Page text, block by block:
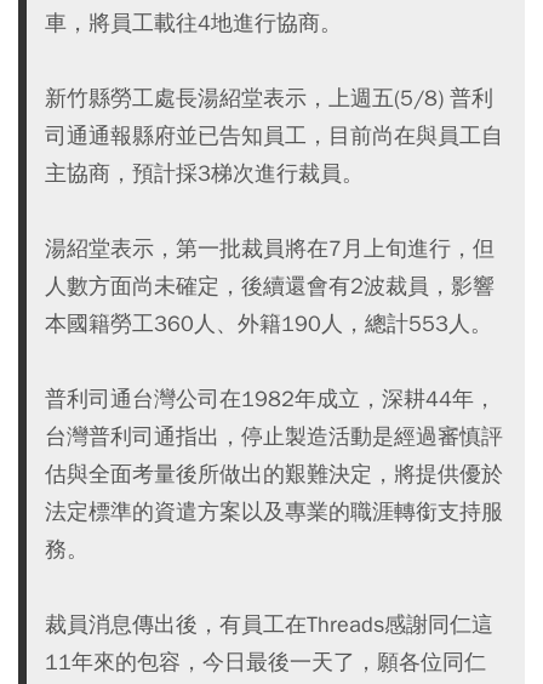
車，將員工載往4地進行協商。
新竹縣勞工處長湯紹堂表示，上週五(5/8) 普利
司通通報縣府並已告知員工，目前尚在與員工自
主協商，預計採3梯次進行裁員。
湯紹堂表示，第一批裁員將在7月上旬進行，但
人數方面尚未確定，後續還會有2波裁員，影響
本國籍勞工360人、外籍190人，總計553人。
普利司通台灣公司在1982年成立，深耕44年，
台灣普利司通指出，停止製造活動是經過審慎評
估與全面考量後所做出的艱難決定，將提供優於
法定標準的資遣方案以及專業的職涯轉銜支持服
務。
裁員消息傳出後，有員工在Threads感謝同仁這
11年來的包容，今日最後一天了，願各位同仁